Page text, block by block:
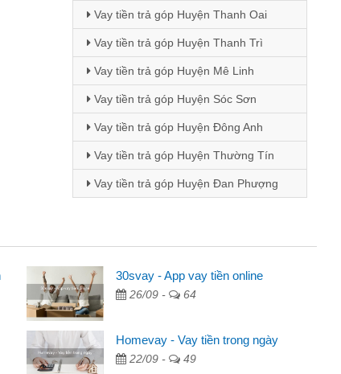
Vay tiền trả góp Huyện Thanh Oai
Vay tiền trả góp Huyện Thanh Trì
Vay tiền trả góp Huyện Mê Linh
Vay tiền trả góp Huyện Sóc Sơn
Vay tiền trả góp Huyện Đông Anh
Vay tiền trả góp Huyện Thường Tín
Vay tiền trả góp Huyện Đan Phượng
quảng cáo trên facebook. Tôi là
tiền nhà, sinh nhật bạn bè, mà đọc
nên tôi quyết định vay
30svay - App vay tiền online
26/09 - 64
Homevay - Vay tiền trong ngày
22/09 - 49